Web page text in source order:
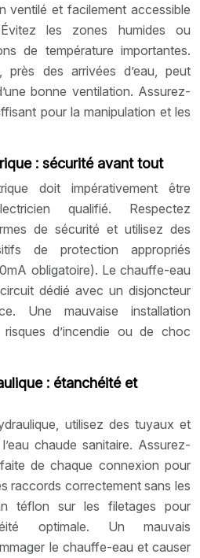
ventilé et facilement accessible
les zones humides ou
de température importantes.
près des arrivées d’eau, peut
bonne ventilation. Assurez-
pour la manipulation et les
: sécurité avant tout
doit impérativement être
qualifié. Respectez
de sécurité et utilisez des
de protection appropriés
obligatoire). Le chauffe-eau
dédié avec un disjoncteur
Une mauvaise installation
d’incendie ou de choc
: étanchéité et
utilisez des tuyaux et
chaude sanitaire. Assurez-
de chaque connexion pour
raccords correctement sans les
téflon sur les filetages pour
optimale. Un mauvais
le chauffe-eau et causer